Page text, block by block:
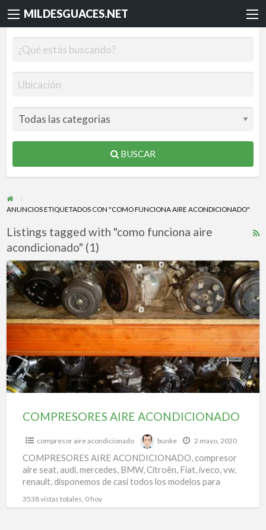
MILDESGUACES.NET
BUSCAR
ANUNCIOS ETIQUETADOS CON "COMO FUNCIONA AIRE ACONDICIONADO"
Listings tagged with "como funciona aire
acondicionado" (1)
COMPRESORES
AIRE
ACONDICIONADO
COMPRESORES AIRE ACONDICIONADO
compresor aire acondicionado bunke 2 mayo, 2020
COMPRESORES AIRE ACONDICIONADO, compresor
aire seat, audi, mercedes, BMW, Citroën, Fiat, iveco, vw,
renault, disponemos de casi todos los modelos para
3538 vistas totales, 0 hoy